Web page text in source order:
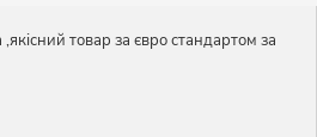
товар за євро стандартом за